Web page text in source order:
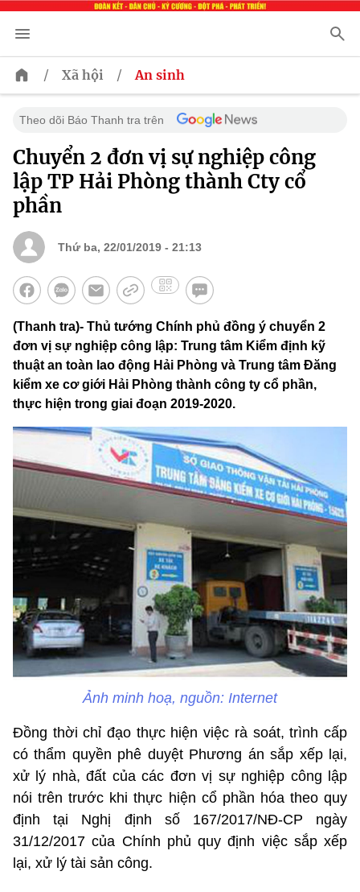
/ Xã hội / An sinh
Theo dõi Báo Thanh tra trên
Chuyển 2 đơn vị sự nghiệp công
lập TP Hải Phòng thành Cty cổ
phần
Thứ ba, 22/01/2019 - 21:13
(Thanh tra)- Thủ tướng Chính phủ đồng ý chuyển 2
đơn vị sự nghiệp công lập: Trung tâm Kiểm định kỹ
thuật an toàn lao động Hải Phòng và Trung tâm Đăng
kiểm xe cơ giới Hải Phòng thành công ty cổ phần,
thực hiện trong giai đoạn 2019-2020.
Ảnh minh hoạ, nguồn: Internet
Đồng thời chỉ đạo thực hiện việc rà soát, trình cấp
có thẩm quyền phê duyệt Phương án sắp xếp lại,
xử lý nhà, đất của các đơn vị sự nghiệp công lập
nói trên trước khi thực hiện cổ phần hóa theo quy
định tại Nghị định số 167/2017/NĐ-CP ngày
31/12/2017 của Chính phủ quy định việc sắp xếp
lại, xử lý tài sản công.